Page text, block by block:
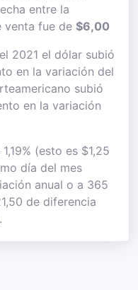
entre la
venta fue de $6,00
2021 el dólar subió
en la variación del
subió
en la variación
(esto es $1,25
día del mes
anual o a 365
de diferencia